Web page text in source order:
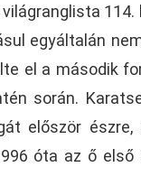
egyáltalán
el a második
során.
először
óta az ő